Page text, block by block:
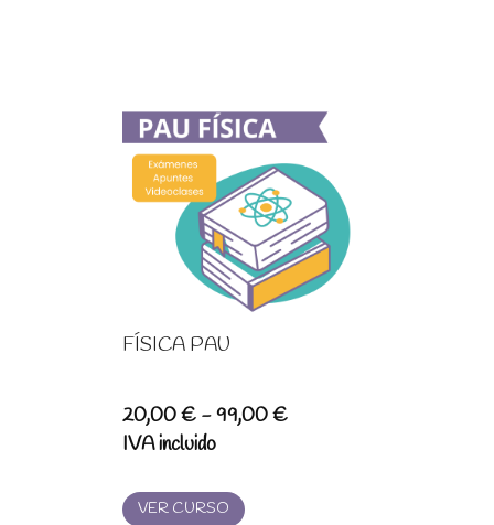
FÍSICA PAU
20,00€ -99,00€Rango
IVA incluido
VER CURSO